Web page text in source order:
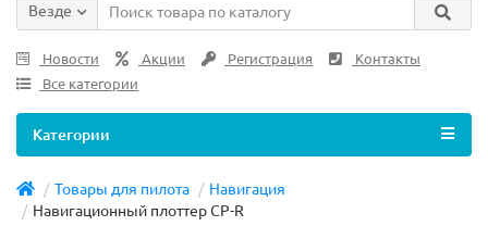
Везде
Новости Акции Регистрация
Контакты
Все категории
Категории
Товары для пилота
Навигация
Навигационный плоттер CP-R